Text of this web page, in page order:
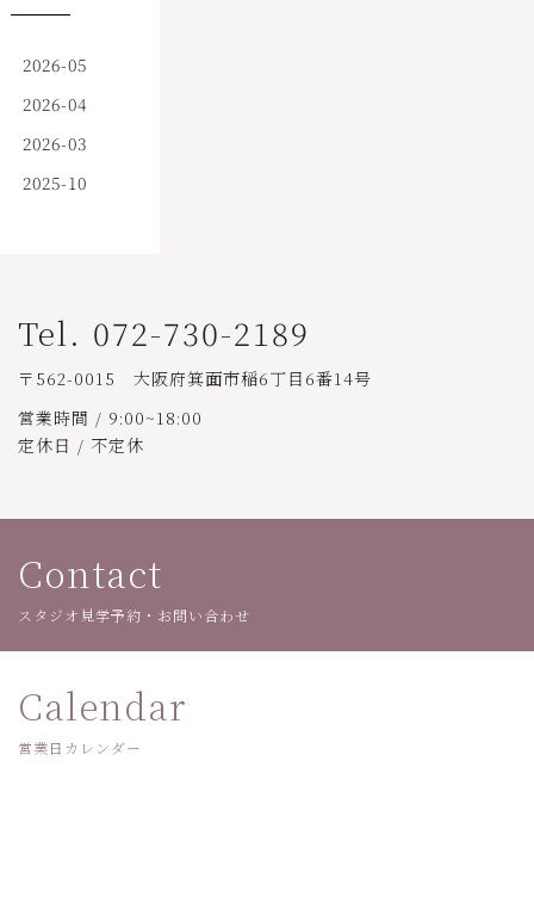
2026-05
2026-04
2026-03
2025-10
Tel. 072-730-2189
〒562-0015 大阪府箕面市稲6丁目6番14号
営業時間 / 9:00~18:00
定休日 / 不定休
Contact
スタジオ見学予約・お問い合わせ
Calendar
営業日カレンダー